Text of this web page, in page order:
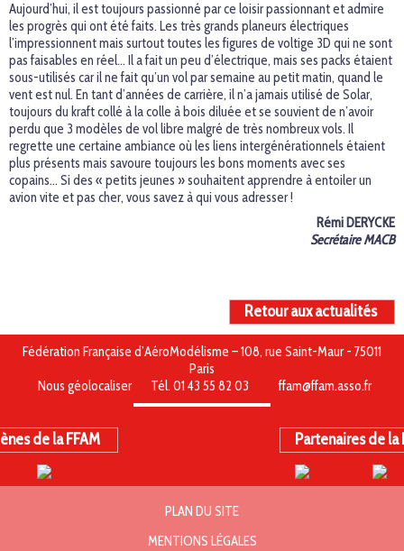
Aujourd’hui, il est toujours passionné par ce loisir passionnant et admire
les progrès qui ont été faits. Les très grands planeurs électriques
l’impressionnent mais surtout toutes les figures de voltige 3D qui ne sont
pas faisables en réel… Il a fait un peu d’électrique, mais ses packs étaient
sous-utilisés car il ne fait qu’un vol par semaine au petit matin, quand le
vent est nul. En tant d’années de carrière, il n’a jamais utilisé de Solar,
toujours du kraft collé à la colle à bois diluée et se souvient de n’avoir
perdu que 3 modèles de vol libre malgré de très nombreux vols. Il
regrette une certaine ambiance où les liens intergénérationnels étaient
plus présents mais savoure toujours les bons moments avec ses
copains… Si des « petits jeunes » souhaitent apprendre à entoiler un
avion vite et pas cher, vous savez à qui vous adresser !
Rémi DERYCKE
Secrétaire MACB
Retour aux actualités
Fédération Française d’AéroModélisme – 108, rue Saint-Maur - 75011
Paris
Nous géolocaliser
Tél. 01 43 55 82 03 ffam@ffam.asso.fr
de la FFAM Partenaires de la
PLAN DU SITE
MENTIONS LÉGALES